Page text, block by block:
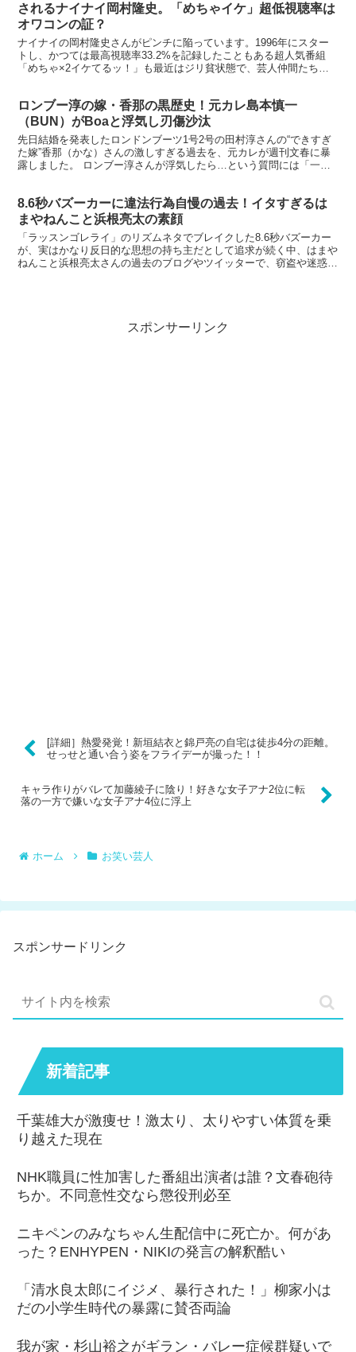
されるナイナイ岡村隆史。「めちゃイケ」超低視聴率は
オワコンの証？
ナイナイの岡村隆史さんがピンチに陥っています。1996年にスター
トし、かつては最高視聴率33.2%を記録したこともある超人気番組
「めちゃ×2イケてるッ！」も最近はジリ貧状態で、芸人仲間たちか
ロンブー淳の嫁・香那の黒歴史！元カレ島本慎一
（BUN）がBoaと浮気し刃傷沙汰
先日結婚を発表したロンドンブーツ1号2号の田村淳さんの“できすぎ
た嫁”香那（かな）さんの激しすぎる過去を、元カレが週刊文春に暴
露しました。 ロンブー淳さんが浮気したら…という質問には「一緒
8.6秒バズーカーに違法行為自慢の過去！イタすぎるは
まやねんこと浜根亮太の素顔
「ラッスンゴレライ」のリズムネタでブレイクした8.6秒バズーカー
が、実はかなり反日的な思想の持ち主だとして追求が続く中、はまや
ねんこと浜根亮太さんの過去のブログやツイッターで、窃盗や迷惑行
スポンサーリンク
[詳細］熱愛発覚！新垣結衣と錦戸亮の自宅は徒歩4分の距離。
せっせと通い合う姿をフライデーが撮った！！
キャラ作りがバレて加藤綾子に陰り！好きな女子アナ2位に転
落の一方で嫌いな女子アナ4位に浮上
ホーム お笑い芸人
スポンサードリンク
新着記事
千葉雄大が激痩せ！激太り、太りやすい体質を乗
り越えた現在
NHK職員に性加害した番組出演者は誰？文春砲待
ちか。不同意性交なら懲役刑必至
ニキペンのみなちゃん生配信中に死亡か。何があ
った？ENHYPEN・NIKIの発言の解釈酷い
「清水良太郎にイジメ、暴行された！」柳家小は
だの小学生時代の暴露に賛否両論
我が家・杉山裕之がギラン・バレー症候群疑いで